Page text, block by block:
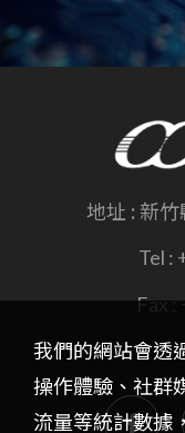
地址 : 新
Tel :
Fax :
我們的網站會透
操作體驗、社群
流量等統計數據